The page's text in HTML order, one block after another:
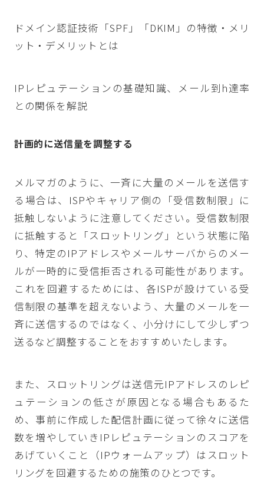
ドメイン認証技術「SPF」「DKIM」の特徴・メリ
ット・デメリットとは
IPレピュテーションの基礎知識、メール到h達率
との関係を解説
計画的に送信量を調整する
メルマガのように、一斉に大量のメールを送信す
る場合は、ISPやキャリア側の「受信数制限」に
抵触しないように注意してください。受信数制限
に抵触すると「スロットリング」という状態に陥
り、特定のIPアドレスやメールサーバからのメー
ルが一時的に受信拒否される可能性があります。
これを回避するためには、各ISPが設けている受
信制限の基準を超えないよう、大量のメールを一
斉に送信するのではなく、小分けにして少しずつ
送るなど調整することをおすすめいたします。
また、スロットリングは送信元IPアドレスのレピ
ュテーションの低さが原因となる場合もあるた
め、事前に作成した配信計画に従って徐々に送信
数を増やしていきIPレピュテーションのスコアを
あげていくこと（IPウォームアップ）はスロット
リングを回避するための施策のひとつです。